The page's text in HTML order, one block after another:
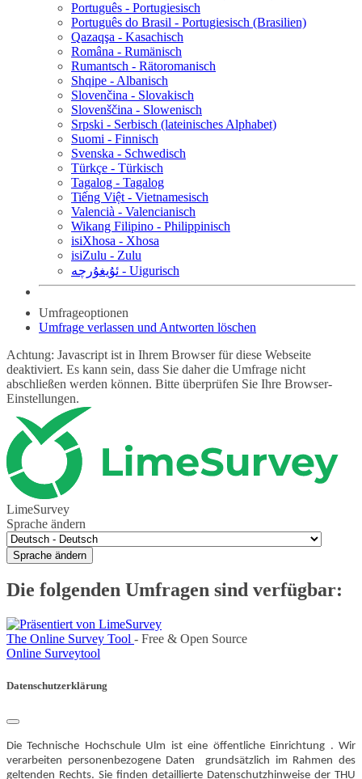
Português - Portugiesisch
Português do Brasil - Portugiesisch (Brasilien)
Qazaqşa - Kasachisch
Româna - Rumänisch
Rumantsch - Rätoromanisch
Shqipe - Albanisch
Slovenčina - Slovakisch
Slovenščina - Slowenisch
Srpski - Serbisch (lateinisches Alphabet)
Suomi - Finnisch
Svenska - Schwedisch
Türkçe - Türkisch
Tagalog - Tagalog
Tiếng Việt - Vietnamesisch
Valencià - Valencianisch
Wikang Filipino - Philippinisch
isiXhosa - Xhosa
isiZulu - Zulu
ئۇيغۇرچە - Uigurisch
Umfrageoptionen
Umfrage verlassen und Antworten löschen
Achtung: Javascript ist in Ihrem Browser für diese Webseite
deaktiviert. Es kann sein, dass Sie daher die Umfrage nicht
abschließen werden können. Bitte überprüfen Sie Ihre Browser-
Einstellungen.
LimeSurvey
Sprache ändern
Sprache ändern
Die folgenden Umfragen sind verfügbar:
The Online Survey Tool - Free & Open Source
Online Surveytool
Datenschutzerklärung
Die Technische Hochschule Ulm ist eine öffentliche Einrichtung . Wir
verarbeiten personenbezogene Daten grundsätzlich im Rahmen des
geltenden Rechts. Sie finden detaillierte Datenschutzhinweise der THU